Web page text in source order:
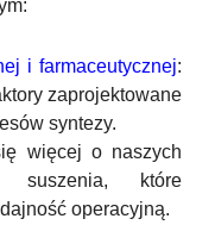
i farmaceutycznej:
zaprojektowane
syntezy.
więcej o naszych
suszenia, które
operacyjną.